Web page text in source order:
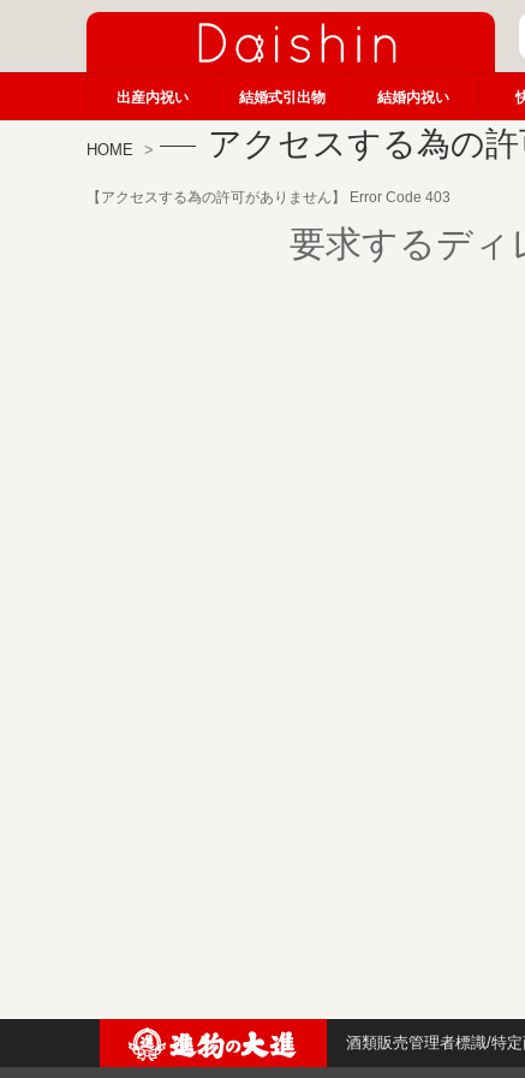
出産内祝い 結婚式引出物 結婚内祝い
HOME アクセスする為の
【アクセスする為の許可がありません】 Error Code 403
要求するディ
酒類販売管理者標識/特